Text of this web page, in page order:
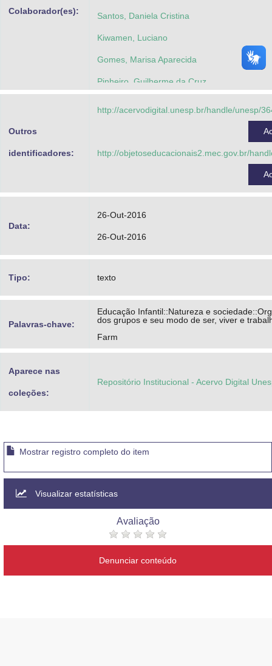
Colaborador(es): Santos, Daniela Cristina
Kiwamen, Luciano
Gomes, Marisa Aparecida
Pinheiro, Guilherme da Cruz
Outros
identificadores:
http://acervodigital.unesp.br/handle/unesp/
http://objetoseducacionais2.mec.gov.br/
Data:
26-Out-2016
26-Out-2016
Tipo: texto
Palavras-chave:
Educação Infantil::Natureza e
dos grupos e seu modo de ser, viver e
Farm
Aparece nas
coleções:
Repositório Institucional - Acervo Digital
Mostrar registro completo do item
Visualizar estatísticas
Avaliação
Denunciar conteúdo